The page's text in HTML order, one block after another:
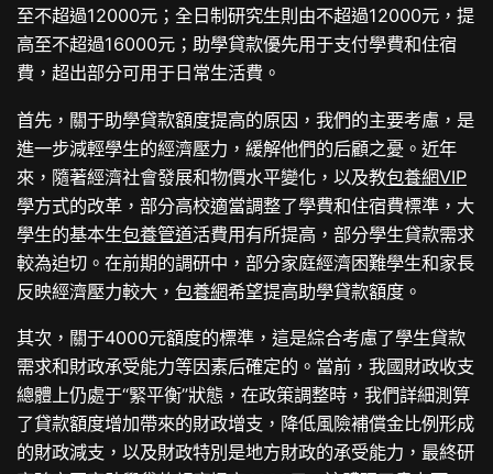
至不超過12000元；全日制研究生則由不超過12000元，提
高至不超過16000元；助學貸款優先用于支付學費和住宿
費，超出部分可用于日常生活費。
首先，關于助學貸款額度提高的原因，我們的主要考慮，是
進一步減輕學生的經濟壓力，緩解他們的后顧之憂。近年
來，隨著經濟社會發展和物價水平變化，以及教包養網VIP
學方式的改革，部分高校適當調整了學費和住宿費標準，大
學生的基本生包養管道活費用有所提高，部分學生貸款需求
較為迫切。在前期的調研中，部分家庭經濟困難學生和家長
反映經濟壓力較大，包養網希望提高助學貸款額度。
其次，關于4000元額度的標準，這是綜合考慮了學生貸款
需求和財政承受能力等因素后確定的。當前，我國財政收支
總體上仍處于“緊平衡”狀態，在政策調整時，我們詳細測算
了貸款額度增加帶來的財政增支，降低風險補償金比例形成
的財政減支，以及財政特別是地方財政的承受能力，最終研